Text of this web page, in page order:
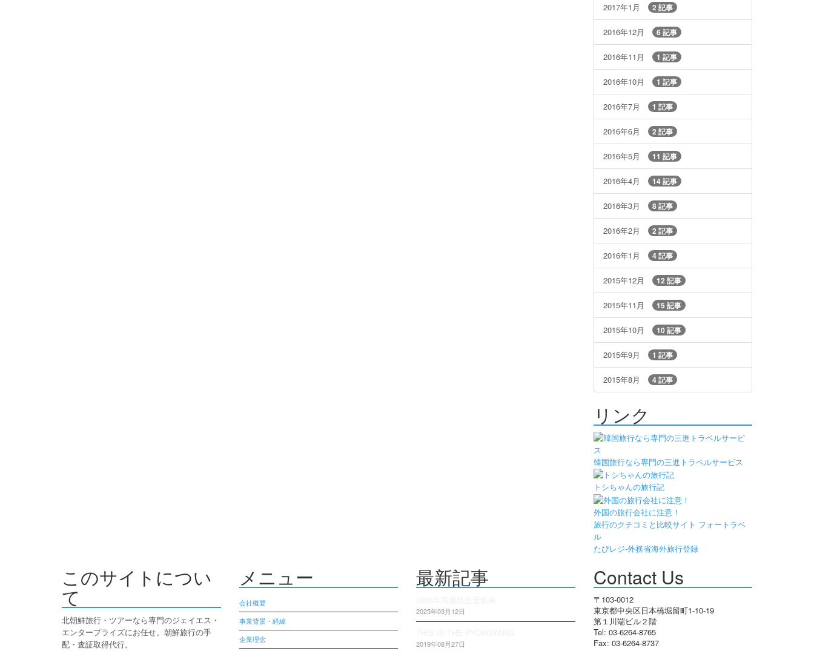
2017年1月 2 記事
2016年12月 6 記事
2016年11月 1 記事
2016年10月 1 記事
2016年7月 1 記事
2016年6月 2 記事
2016年5月 11 記事
2016年4月 14 記事
2016年3月 8 記事
2016年2月 2 記事
2016年1月 4 記事
2015年12月 12 記事
2015年11月 15 記事
2015年10月 10 記事
2015年9月 1 記事
2015年8月 4 記事
リンク
韓国旅行なら専門の三進トラベルサービス
トシちゃんの旅行記
外国の旅行会社に注意！
旅行のクチコミと比較サイト フォートラベ
ル
たびレジ-外務省海外旅行登録
このサイトについ
て
北朝鮮旅行・ツアーなら専門のジェイエス・
エンタープライズにお任せ。朝鮮旅行の手
配・査証取得代行。
メニュー
会社概要
事業背景・経緯
企業理念
最新記事
2025年03月12日
2019年08月27日
Contact Us
〒103-0012
東京都中央区日本橋堀留町1-10-19
第１川端ビル２階
Tel: 03-6264-8765
Fax: 03-6264-8737